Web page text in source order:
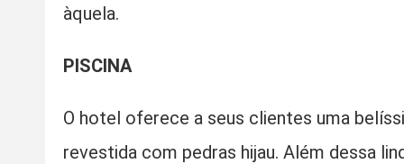
àquela.
PISCINA
O hotel oferece a seus clientes uma
revestida com pedras hijau. Além dessa